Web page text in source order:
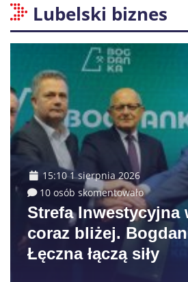
Lubelski biznes
15:10 1 sierpnia 2026
10 osób skomentowało
Strefa Inwestycyjna
coraz bliżej.
Łęczna łączą siły